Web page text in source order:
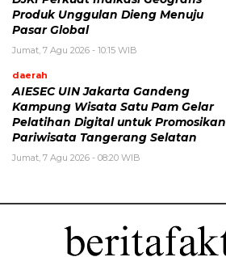
Produk Unggulan Dieng Menuju
Pasar Global
Jumat, 7 Agu 2026 - 10:15 WIB
daerah
AIESEC UIN Jakarta Gandeng
Kampung Wisata Satu Pam Gelar
Pelatihan Digital untuk Promosikan
Pariwisata Tangerang Selatan
Jumat, 7 Agu 2026 - 08:20 WIB